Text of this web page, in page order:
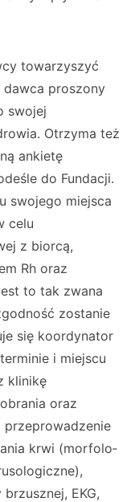
towarzyszyć
pro­szony
swojej
Otrzy­ma też
ankietę
do Fundacji.
swojego miejsca
celu
z biorcą,
Rh oraz
to tak zwana
zostanie
się koordynator
i miejscu
klinikę
oraz
przeprowadzenie
krwi (morfolo­
EKG,